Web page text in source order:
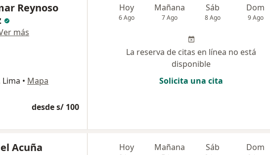
Reynoso
más
Lima • Mapa
desde s/ 100
Hoy
6 Ago
Mañana
7 Ago
Sáb
8 Ago
Dom
9 Ago
La reserva de citas en línea no está
disponible
Solicita una cita
Acuña
Hoy Mañana Sáb Dom